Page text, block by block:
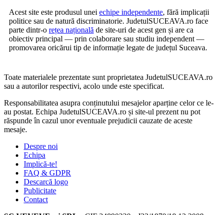
Acest site este produsul unei echipe independente, fără implicații
politice sau de natură discriminatorie. JudetulSUCEAVA.ro face
parte dintr-o rețea națională de site-uri de acest gen și are ca
obiectiv principal — prin colaborare sau studiu independent —
promovarea oricărui tip de informație legate de județul Suceava.
Toate materialele prezentate sunt proprietatea JudetulSUCEAVA.ro
sau a autorilor respectivi, acolo unde este specificat.
Responsabilitatea asupra conținutului mesajelor aparține celor ce le-
au postat. Echipa JudetulSUCEAVA.ro și site-ul prezent nu pot
răspunde în cazul unor eventuale prejudicii cauzate de aceste
mesaje.
Despre noi
Echipa
Implică-te!
FAQ & GDPR
Descarcă logo
Publicitate
Contact